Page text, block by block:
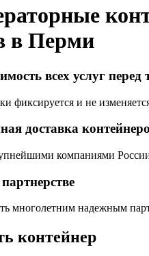
в Перми
всех услуг
фиксируется и не
доставка
компаниями
многолетним надежным
контейнер